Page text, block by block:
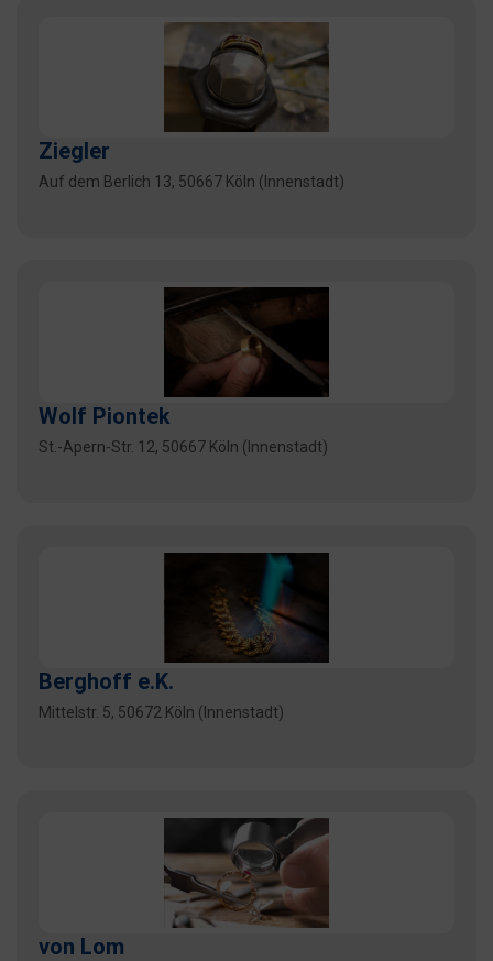
Ziegler
Auf dem Berlich 13, 50667 Köln (Innenstadt)
Wolf Piontek
St.-Apern-Str. 12, 50667 Köln (Innenstadt)
Berghoff e.K.
Mittelstr. 5, 50672 Köln (Innenstadt)
von Lom